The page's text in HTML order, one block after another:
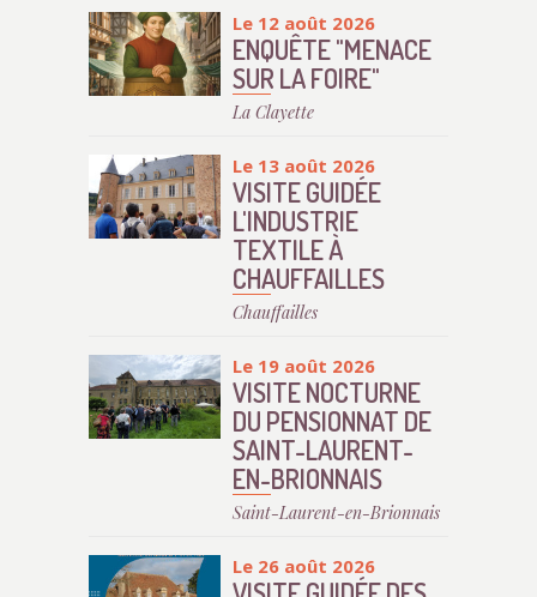
Le 12 août 2026
ENQUÊTE "MENACE
SUR LA FOIRE"
La Clayette
Le 13 août 2026
VISITE GUIDÉE
L'INDUSTRIE
TEXTILE À
CHAUFFAILLES
Chauffailles
Le 19 août 2026
VISITE NOCTURNE
DU PENSIONNAT DE
SAINT-LAURENT-
EN-BRIONNAIS
Saint-Laurent-en-Brionnais
Le 26 août 2026